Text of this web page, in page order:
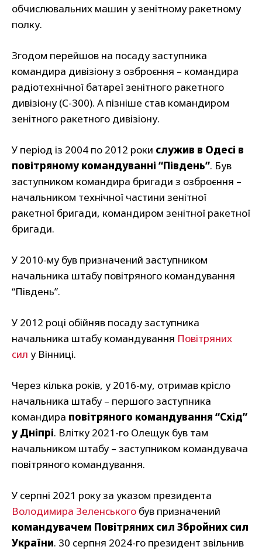
обчислювальних машин у зенітному ракетному
полку.
Згодом перейшов на посаду заступника
командира дивізіону з озброєння – командира
радіотехнічної батареї зенітного ракетного
дивізіону (С-300). А пізніше став командиром
зенітного ракетного дивізіону.
У період із 2004 по 2012 роки служив в Одесі в
повітряному командуванні “Південь”. Був
заступником командира бригади з озброєння –
начальником технічної частини зенітної
ракетної бригади, командиром зенітної ракетної
бригади.
У 2010-му був призначений заступником
начальника штабу повітряного командування
“Південь”.
У 2012 році обійняв посаду заступника
начальника штабу командування Повітряних
сил у Вінниці.
Через кілька років, у 2016-му, отримав крісло
начальника штабу – першого заступника
командира повітряного командування “Схід”
у Дніпрі. Влітку 2021-го Олещук був там
начальником штабу – заступником командувача
повітряного командування.
У серпні 2021 року за указом президента
Володимира Зеленського був призначений
командувачем Повітряних сил Збройних сил
України. 30 серпня 2024-го президент звільнив